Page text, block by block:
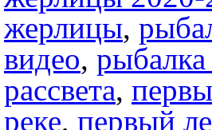
жерлицы,
видео,
рассвета,
реке, первый